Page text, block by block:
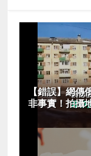
【錯誤】網
非事實！拍攝